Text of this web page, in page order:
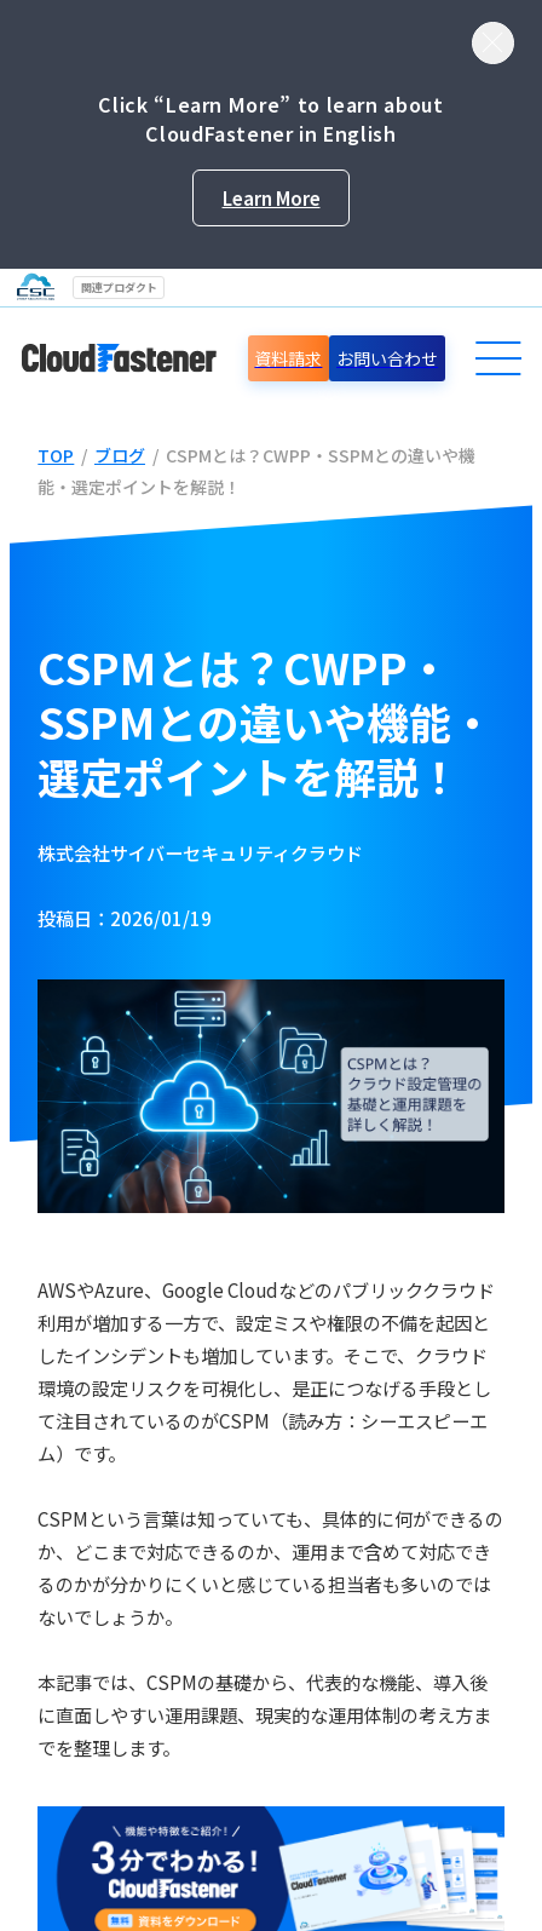
Click “Learn More” to learn about
CloudFastener in English
Learn More
関連プロダクト
導入事例
セミナー情報
ブログ
資料をダウンロードする
資料請求 お問い合わせ
TOP / ブログ / CSPMとは？CWPP・SSPMとの違いや機
能・選定ポイントを解説！
CSPMとは？CWPP・
SSPMとの違いや機能・
選定ポイントを解説！
株式会社サイバーセキュリティクラウド
投稿日：2026/01/19
AWSやAzure、Google Cloudなどのパブリッククラウド
利用が増加する一方で、設定ミスや権限の不備を起因と
したインシデントも増加しています。そこで、クラウド
環境の設定リスクを可視化し、是正につなげる手段とし
て注目されているのがCSPM（読み方：シーエスピーエ
ム）です。
CSPMという言葉は知っていても、具体的に何ができるの
か、どこまで対応できるのか、運用まで含めて対応でき
るのかが分かりにくいと感じている担当者も多いのでは
ないでしょうか。
本記事では、CSPMの基礎から、代表的な機能、導入後
に直面しやすい運用課題、現実的な運用体制の考え方ま
でを整理します。